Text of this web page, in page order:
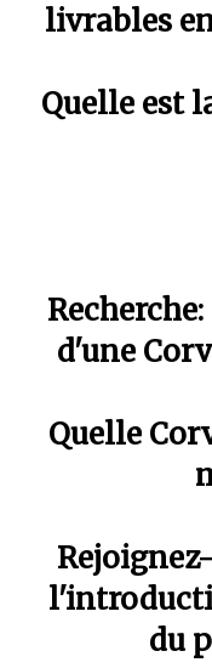
livrables
Quelle est
d'une
Quelle
du